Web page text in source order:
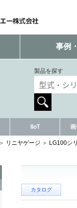
事例
製品を探す
IIoT
リニヤゲージ LG100シ
カタログ